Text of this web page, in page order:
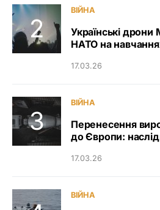
ВІЙНА
Українські
НАТО на
17.03.26
ВІЙНА
Перенесення
до Європи:
17.03.26
ВІЙНА